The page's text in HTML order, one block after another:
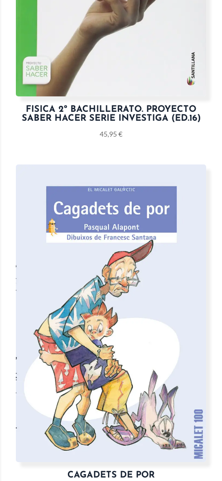
FISICA 2º BACHILLERATO. PROYECTO
SABER HACER SERIE INVESTIGA (ED.16)
45,95 €
CAGADETS DE POR